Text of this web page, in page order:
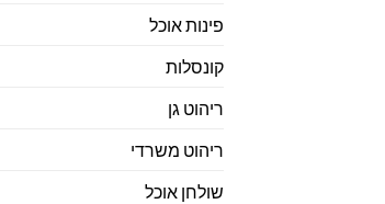
פינות אוכל
קונסלות
ריהוט גן
ריהוט משרדי
שולחן אוכל